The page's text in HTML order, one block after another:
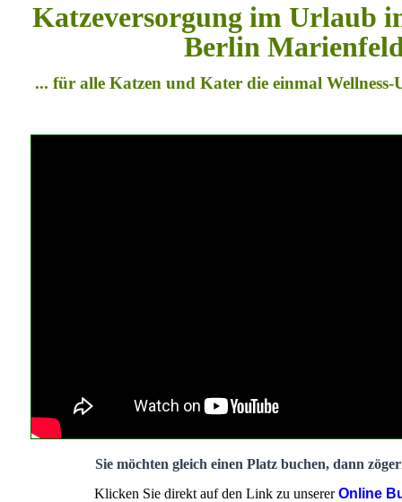
Katzeversorgung im Urlaub
Berlin
... für alle Katzen und Kater die einmal
Sie möchten gleich einen Platz buchen, dann
Klicken Sie direkt auf den Link zu unsererOnline